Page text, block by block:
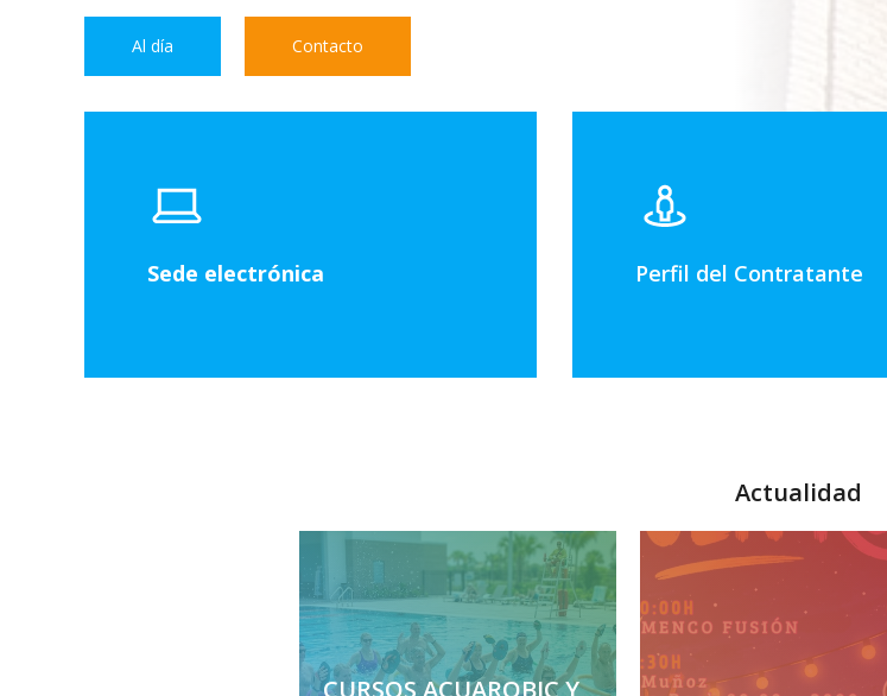
Al día Contacto
Sede electrónica Perfil del Contratante
Actualidad
CURSOS ACUAROBIC Y